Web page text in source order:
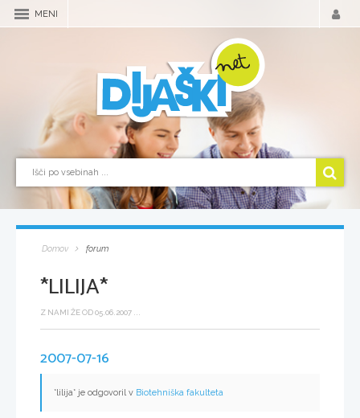
MENI
Domov forum
*LILIJA*
Z NAMI ŽE OD 05.06.2007 ...
2007-07-16
*lilija* je odgovoril v Biotehniška fakulteta